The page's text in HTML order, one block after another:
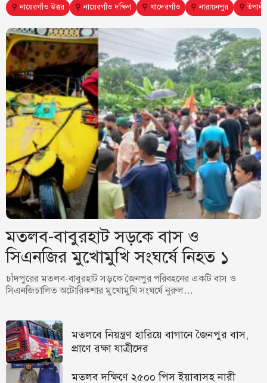
⚲ নায়েরগাঁও উত্তর ⚲ নায়েরগাঁও দক্ষিণ ⚲ খাদেরগাঁও ⚲ নারায়নপুর ⚲ উপাদী
মতলব-বাবুরহাট সড়কে বাস ও
সিএনজির মুখোমুখি সংঘর্ষে নিহত ১
চাঁদপুরের মতলব-বাবুরহাট সড়কে জৈনপুর পরিবহনের একটি বাস ও
সিএনজিচালিত অটোরিকশার মুখোমুখি সংঘর্ষে নুরুল…
মতলবে নিয়ন্ত্রণ হারিয়ে বাগানে জৈনপুর বাস,
প্রাণে রক্ষা যাত্রীদের
মতলব দক্ষিণে ২৫০০ পিস ইয়াবাসহ নারী